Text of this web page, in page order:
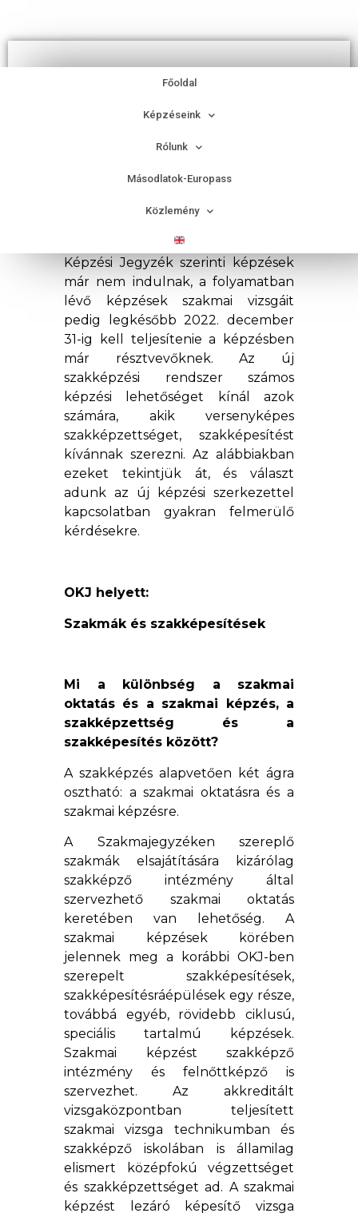
Főoldal
Képzéseink
Rólunk
Másodlatok-Europass
Közlemény
Felnőttek szakmaszerzési
lehetőségei a szakképzés
új rendszerében
január 1-jétől a korábbi Országos
Képzési Jegyzék szerinti képzések
már nem indulnak, a folyamatban
lévő képzések szakmai vizsgáit
pedig legkésőbb 2022. december
31-ig kell teljesítenie a képzésben
már résztvevőknek. Az új
szakképzési rendszer számos
képzési lehetőséget kínál azok
számára, akik versenyképes
szakképzettséget, szakképesítést
kívánnak szerezni. Az alábbiakban
ezeket tekintjük át, és választ
adunk az új képzési szerkezettel
kapcsolatban gyakran felmerülő
kérdésekre.
OKJ helyett:
Szakmák és szakképesítések
Mi a különbség a szakmai
oktatás és a szakmai képzés, a
szakképzettség és a
szakképesítés között?
A szakképzés alapvetően két ágra
osztható: a szakmai oktatásra és a
szakmai képzésre.
A Szakmajegyzéken szereplő
szakmák elsajátítására kizárólag
szakképző intézmény által
szervezhető szakmai oktatás
keretében van lehetőség. A
szakmai képzések körében
jelennek meg a korábbi OKJ-ben
szerepelt szakképesítések,
szakképesítésráépülések egy része,
továbbá egyéb, rövidebb ciklusú,
speciális tartalmú képzések.
Szakmai képzést szakképző
intézmény és felnőttképző is
szervezhet. Az akkreditált
vizsgaközpontban teljesített
szakmai vizsga technikumban és
szakképző iskolában is államilag
elismert középfokú végzettséget
és szakképzettséget ad. A szakmai
képzést lezáró képesítő vizsga